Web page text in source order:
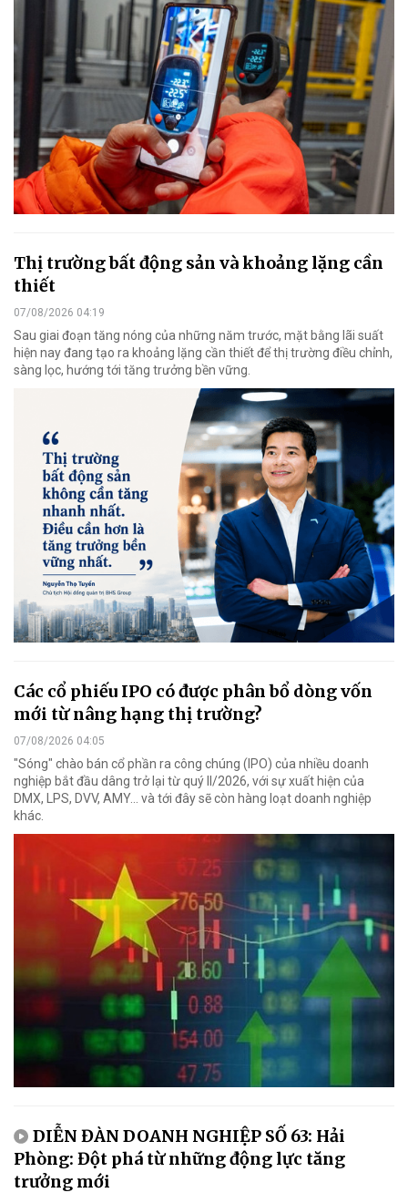
Thị trường bất động sản và khoảng lặng cần
thiết
07/08/2026 04:19
Sau giai đoạn tăng nóng của những năm trước, mặt bằng lãi suất
hiện nay đang tạo ra khoảng lặng cần thiết để thị trường điều chỉnh,
sàng lọc, hướng tới tăng trưởng bền vững.
Các cổ phiếu IPO có được phân bổ dòng vốn
mới từ nâng hạng thị trường?
07/08/2026 04:05
"Sóng" chào bán cổ phần ra công chúng (IPO) của nhiều doanh
nghiệp bắt đầu dâng trở lại từ quý II/2026, với sự xuất hiện của
DMX, LPS, DVV, AMY... và tới đây sẽ còn hàng loạt doanh nghiệp
khác.
DIỄN ĐÀN DOANH NGHIỆP SỐ 63: Hải
Phòng: Đột phá từ những động lực tăng
trưởng mới